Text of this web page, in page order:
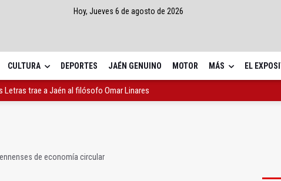
Hoy, Jueves 6 de agosto de 2026
CULTURA DEPORTES JAÉN GENUINO MOTOR MÁS EL
Letras trae a Jaén al filósofo Omar Linares
de economía circular